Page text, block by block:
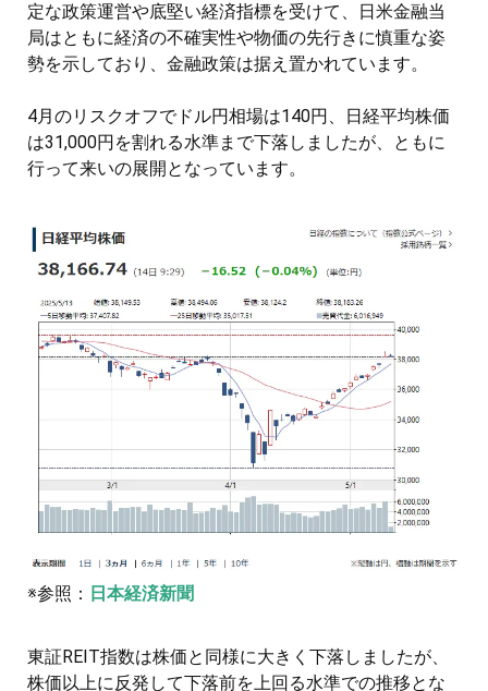
定な政策運営や底堅い経済指標を受けて、日米金融当
局はともに経済の不確実性や物価の先行きに慎重な姿
勢を示しており、金融政策は据え置かれています。
4月のリスクオフでドル円相場は140円、日経平均株価
は31,000円を割れる水準まで下落しましたが、ともに
行って来いの展開となっています。
※参照： 日本経済新聞
東証REIT指数は株価と同様に大きく下落しましたが、
株価以上に反発して下落前を上回る水準での推移とな